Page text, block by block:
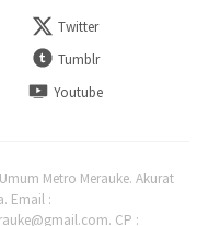
Twitter
Tumblr
Youtube
Metro Merauke. Akurat
Email :
CP :